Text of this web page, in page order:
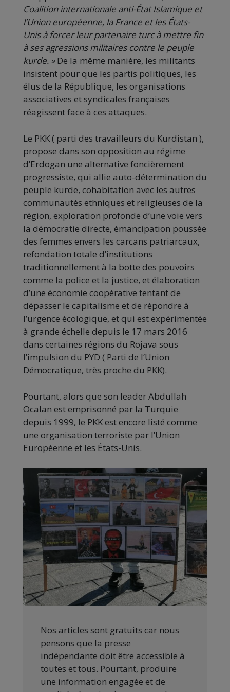
Coalition internationale anti-État Islamique et
l’Union européenne, la France et les États-
Unis à forcer leur partenaire turc à mettre fin
à ses agressions militaires contre le peuple
kurde. »De la même manière, les militants
insistent pour que les partis politiques, les
élus de la République, les organisations
associatives et syndicales françaises
réagissent face à ces attaques.
Le PKK ( parti des travailleurs du Kurdistan ),
propose dans son opposition au régime
d’Erdogan une alternative foncièrement
progressiste, qui allie auto-détermination du
peuple kurde, cohabitation avec les autres
communautés ethniques et religieuses de la
région, exploration profonde d’une voie vers
la démocratie directe, émancipation poussée
des femmes envers les carcans patriarcaux,
refondation totale d’institutions
traditionnellement à la botte des pouvoirs
comme la police et la justice, et élaboration
d’une économie coopérative tentant de
dépasser le capitalisme et de répondre à
l’urgence écologique, et qui est expérimentée
à grande échelle depuis le 17 mars 2016
dans certaines régions du Rojava sous
l’impulsion du PYD ( Parti de l’Union
Démocratique, très proche du PKK).
Pourtant, alors que son leader Abdullah
Ocalan est emprisonné par la Turquie
depuis 1999, le PKK est encore listé comme
une organisation terroriste par l’Union
Européenne et les États-Unis.
Nos articles sont gratuits car nous
pensons que la presse
indépendante doit être accessible à
toutes et tous. Pourtant, produire
une information engagée et de